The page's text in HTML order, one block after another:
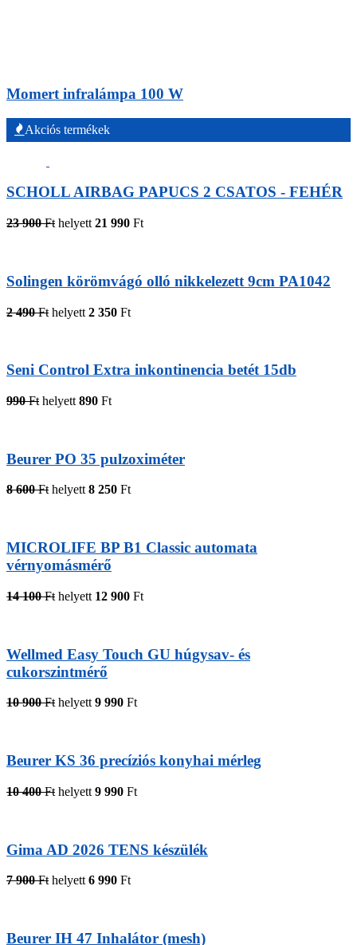
Momert infralámpa 100 W
Akciós termékek
SCHOLL AIRBAG PAPUCS 2 CSATOS - FEHÉR
23 900 Ft helyett 21 990 Ft
Solingen körömvágó olló nikkelezett 9cm PA1042
2 490 Ft helyett 2 350 Ft
Seni Control Extra inkontinencia betét 15db
990 Ft helyett 890 Ft
Beurer PO 35 pulzoximéter
8 600 Fthelyett8 250 Ft
MICROLIFE BP B1 Classic automata
vérnyomásmérő
14 100 Ft helyett 12 900 Ft
Wellmed Easy Touch GU húgysav- és
cukorszintmérő
10 900 Ft helyett 9 990 Ft
Beurer KS 36 precíziós konyhai mérleg
10 400 Ft helyett 9 990 Ft
Gima AD 2026 TENS készülék
7 900 Ft helyett 6 990 Ft
Beurer IH 47 Inhalátor (mesh)